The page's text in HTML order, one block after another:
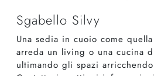
Sgabello Silvy
Una sedia in cuoio come
arreda un living o una cucina
ultimando gli spazi